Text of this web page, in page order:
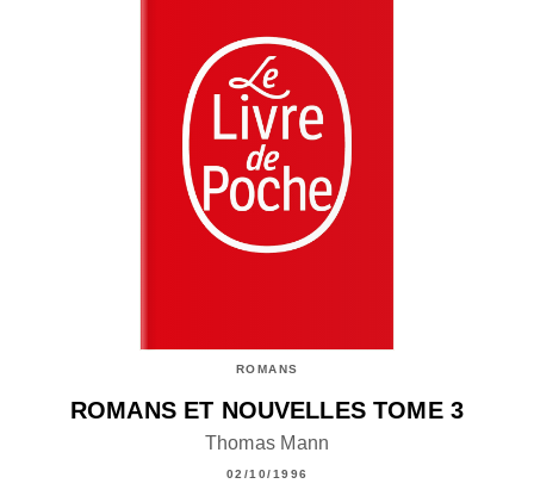
ROMANS
ROMANS ET NOUVELLES TOME 3
Thomas Mann
02/10/1996